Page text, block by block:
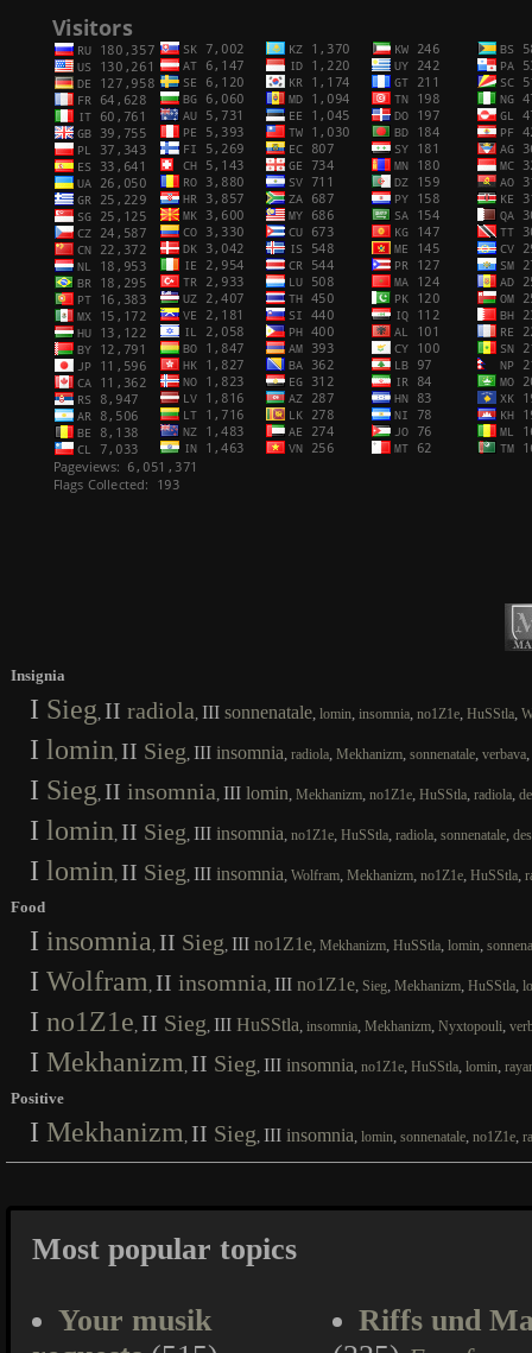
Insignia
I Sieg, II radiola, III sonnenatale, lomin, insomnia, no1Z1e, HuSStla,
I lomin, II Sieg, III insomnia, radiola, Mekhanizm, sonnenatale, verbava,
I Sieg, II insomnia, III lomin, Mekhanizm, no1Z1e, HuSStla, radiola,
I lomin, II Sieg, III insomnia, no1Z1e, HuSStla, radiola, sonnenatale,
I lomin, II Sieg, III insomnia, Wolfram, Mekhanizm, no1Z1e, HuSStla,
Food
I insomnia , II Sieg, III no1Z1e, Mekhanizm, HuSStla, lomin,
I Wolfram , II insomnia, III no1Z1e, Sieg, Mekhanizm, HuSStla,
I no1Z1e, II Sieg, III HuSStla, insomnia, Mekhanizm, Nyxtopouli,
I Mekhanizm , II Sieg, III insomnia, no1Z1e, HuSStla, lomin,
Positive
I Mekhanizm , II Sieg, III insomnia, lomin, sonnenatale, no1Z1e,
Most popular topics
Your musik
Riffs und